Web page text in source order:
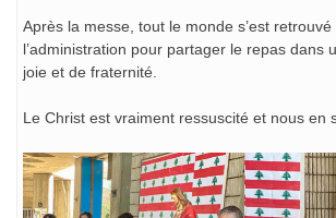
Après la messe, tout le monde s’est
l’administration pour partager le repas dans
joie et de fraternité.
Le Christ est vraiment ressuscité et nous en